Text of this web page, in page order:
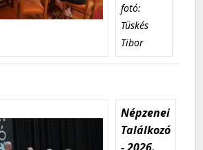
fotó:
Tüskés
Tibor
Népzenei
Találkozó